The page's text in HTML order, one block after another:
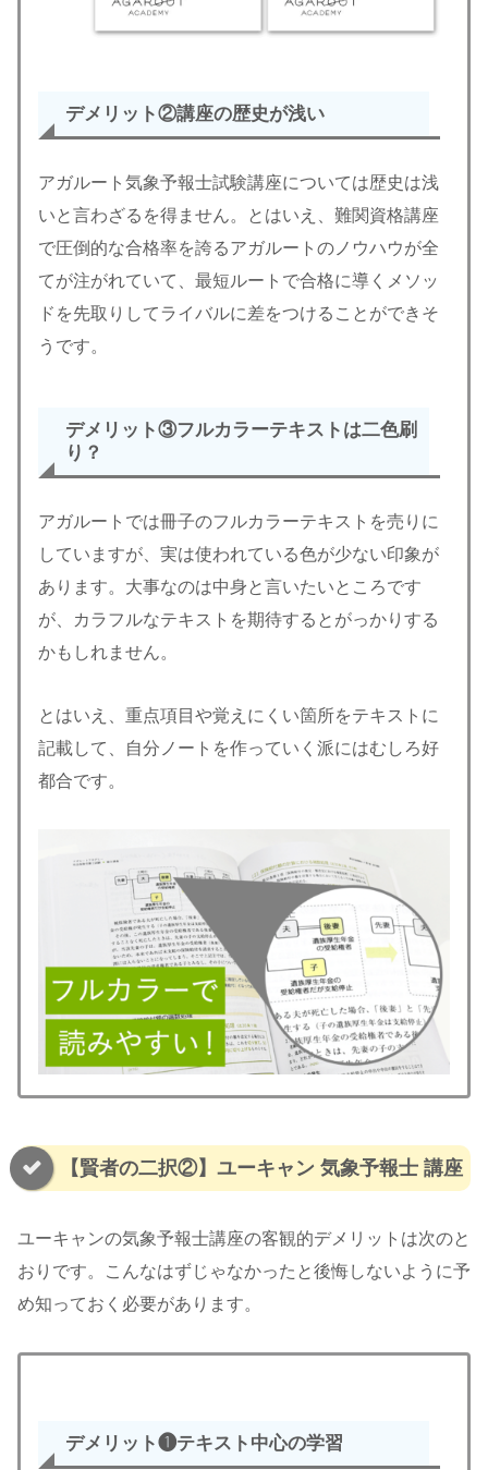
デメリット②講座の歴史が浅い
アガルート気象予報士試験講座については歴史は浅
いと言わざるを得ません。とはいえ、難関資格講座
で圧倒的な合格率を誇るアガルートのノウハウが全
てが注がれていて、最短ルートで合格に導くメソッ
ドを先取りしてライバルに差をつけることができそ
うです。
デメリット③フルカラーテキストは二色刷
り？
アガルートでは冊子のフルカラーテキストを売りに
していますが、実は使われている色が少ない印象が
あります。大事なのは中身と言いたいところです
が、カラフルなテキストを期待するとがっかりする
かもしれません。
とはいえ、重点項目や覚えにくい箇所をテキストに
記載して、自分ノートを作っていく派にはむしろ好
都合です。
【賢者の二択②】ユーキャン 気象予報士 講座
ユーキャンの気象予報士講座の客観的デメリットは次のと
おりです。こんなはずじゃなかったと後悔しないように予
め知っておく必要があります。
デメリット❶テキスト中心の学習